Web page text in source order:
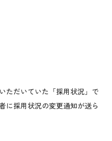
ただいていた「採用状況」で
に採用状況の変更通知が送ら